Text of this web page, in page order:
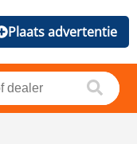
Plaats advertentie